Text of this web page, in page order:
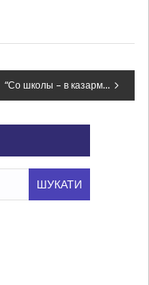
“Со школы – в казарму”: в украинскую армию начнут призывать с 18-ти лет